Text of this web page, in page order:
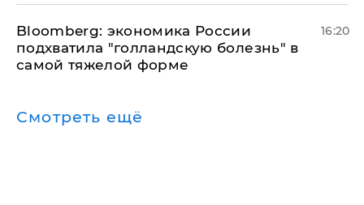
Bloomberg: экономика России
подхватила "голландскую болезнь" в
самой тяжелой форме
16:20
Смотреть ещё